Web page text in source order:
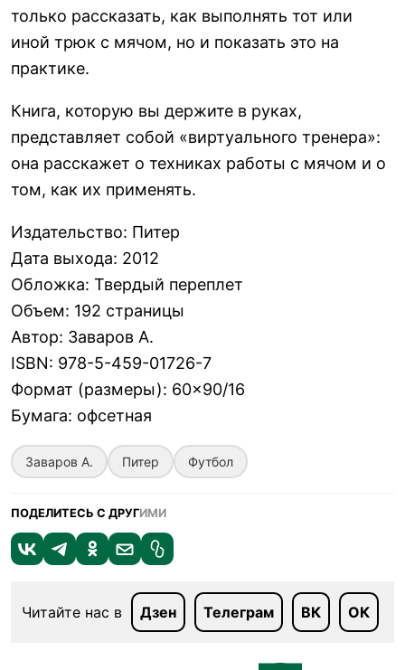
только рассказать, как выполнять тот или
иной трюк с мячом, но и показать это на
практике.
Книга, которую вы держите в руках,
представляет собой «виртуального тренера»:
она расскажет о техниках работы с мячом и о
том, как их применять.
Издательство: Питер
Дата выхода: 2012
Обложка: Твердый переплет
Объем: 192 страницы
Автор: Заваров А.
ISBN: 978-5-459-01726-7
Формат (размеры): 60×90/16
Бумага: офсетная
Заваров А. Питер Футбол
ПОДЕЛИТЕСЬ С ДРУГИМИ
Читайте нас в Дзен Телеграм ВК ОК